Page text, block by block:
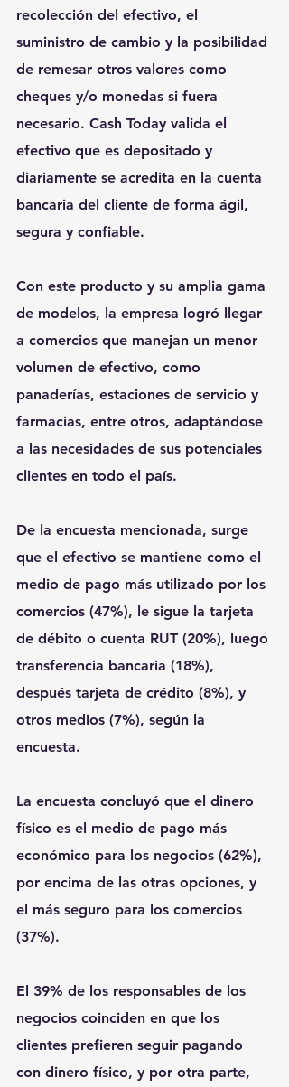
recolección del efectivo, el
suministro de cambio y la posibilidad
de remesar otros valores como
cheques y/o monedas si fuera
necesario. Cash Today valida el
efectivo que es depositado y
diariamente se acredita en la cuenta
bancaria del cliente de forma ágil,
segura y confiable.
Con este producto y su amplia gama
de modelos, la empresa logró llegar
a comercios que manejan un menor
volumen de efectivo, como
panaderías, estaciones de servicio y
farmacias, entre otros, adaptándose
a las necesidades de sus potenciales
clientes en todo el país.
De la encuesta mencionada, surge
que el efectivo se mantiene como el
medio de pago más utilizado por los
comercios (47%), le sigue la tarjeta
de débito o cuenta RUT (20%), luego
transferencia bancaria (18%),
después tarjeta de crédito (8%), y
otros medios (7%), según la
encuesta.
La encuesta concluyó que el dinero
físico es el medio de pago más
económico para los negocios (62%),
por encima de las otras opciones, y
el más seguro para los comercios
(37%).
El 39% de los responsables de los
negocios coinciden en que los
clientes prefieren seguir pagando
con dinero físico, y por otra parte,